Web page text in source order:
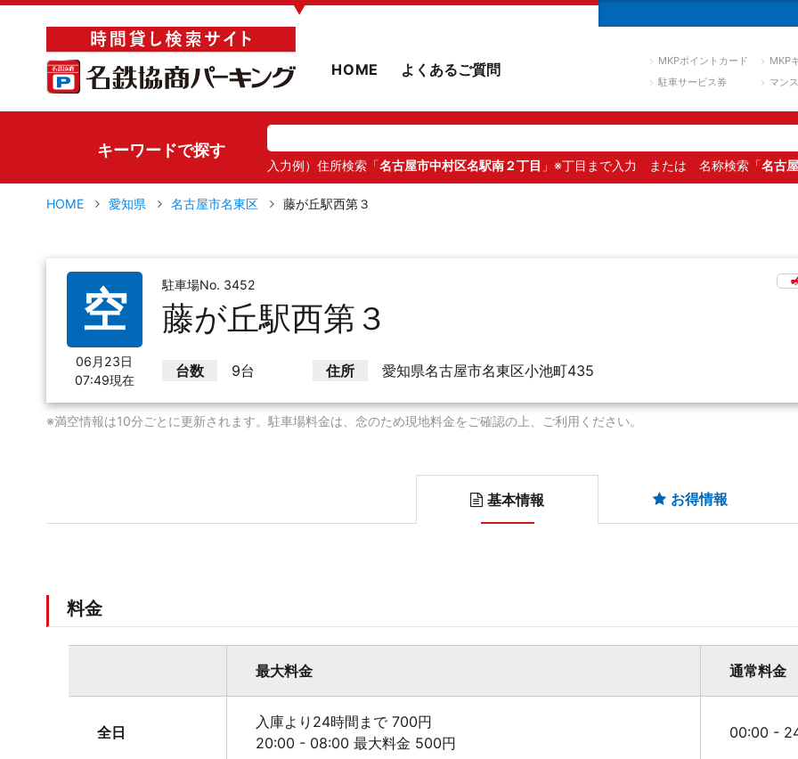
▼
HOME よくあるご質問 MKPポイントカード
MKP
駐車サービス券
マン
キーワードで探す
入力例）住所検索「名古屋市中村区名駅南２丁目 」※丁目まで入力 または 名称検索「名古
HOME 愛知県 名古屋市名東区 藤が丘駅西第３
空
06月23日
07:49現在
駐車場No. 3452
藤が丘駅西第３
台数 9台 住所 愛知県名古屋市名東区小池町435
※満空情報は10分ごとに更新されます。駐車場料金は、念のため現地料金をご確認の上、ご利用ください。
基本情報 お得情報
料金
最大料金 通常料金
全日
入庫より24時間まで 700円
20:00 - 08:00 最大料金 500円
00:00 -